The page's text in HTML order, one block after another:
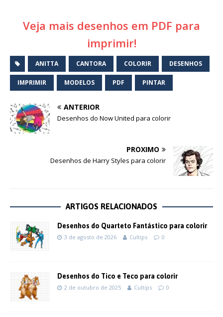
Veja mais desenhos em PDF para
imprimir!
ANITTA CANTORA COLORIR DESENHOS
IMPRIMIR MODELOS PDF PINTAR
ANTERIOR
Desenhos do Now United para colorir
PRÓXIMO
Desenhos de Harry Styles para colorir
ARTIGOS RELACIONADOS
Desenhos do Quarteto Fantástico para colorir
3 de agosto de 2026 Cultips 0
Desenhos do Tico e Teco para colorir
2 de outubro de 2025 Cultips 0